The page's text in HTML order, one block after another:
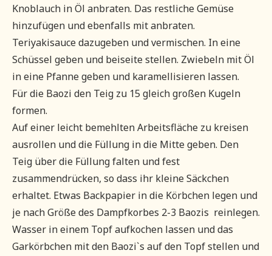
Knoblauch in Öl anbraten. Das restliche Gemüse
hinzufügen und ebenfalls mit anbraten.
Teriyakisauce dazugeben und vermischen. In eine
Schüssel geben und beiseite stellen. Zwiebeln mit Öl
in eine Pfanne geben und karamellisieren lassen.
Für die Baozi den Teig zu 15 gleich großen Kugeln
formen.
Auf einer leicht bemehlten Arbeitsfläche zu kreisen
ausrollen und die Füllung in die Mitte geben. Den
Teig über die Füllung falten und fest
zusammendrücken, so dass ihr kleine Säckchen
erhaltet. Etwas Backpapier in die Körbchen legen und
je nach Größe des Dampfkorbes 2-3 Baozis reinlegen.
Wasser in einem Topf aufkochen lassen und das
Garkörbchen mit den Baozi`s auf den Topf stellen und